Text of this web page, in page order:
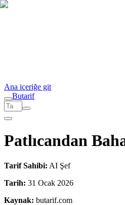
Ana içeriğe git
Butarif
Patlıcandan
Tarif Sahibi: AI Şef
Tarih: 31 Ocak 2026
Kaynak: butarif.com